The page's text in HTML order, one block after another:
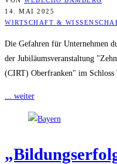
14. MAI 2025
WIRTSCHAFT &
Die Gefahren für Unternehmen
der Jubiläumsveranstaltung
(CIRT) Oberfranken" im
... weiter